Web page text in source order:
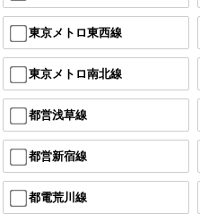
東京メトロ東西線
東京メトロ南北線
都営浅草線
都営新宿線
都電荒川線